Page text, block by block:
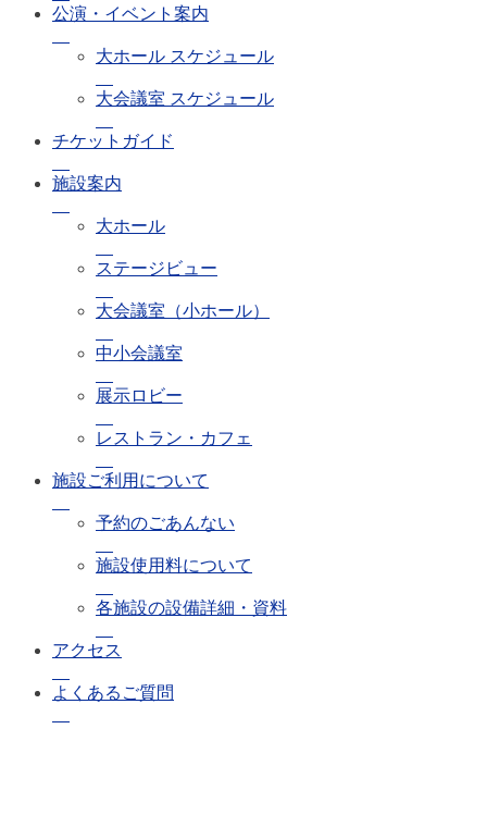
公演・イベント案内
大ホール スケジュール
大会議室 スケジュール
チケットガイド
施設案内
大ホール
ステージビュー
大会議室（小ホール）
中小会議室
展示ロビー
レストラン・カフェ
施設ご利用について
予約のごあんない
施設使用料について
各施設の設備詳細・資料
アクセス
よくあるご質問